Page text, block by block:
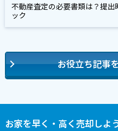
不動産査定の必要書類は？提
ック
お役立ち記事
お家を早く・高く売却しよ